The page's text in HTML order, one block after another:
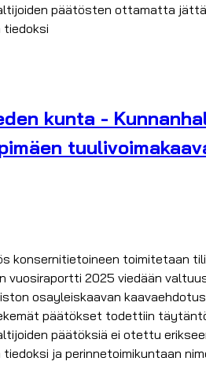
päätösten ottamatta
tiedoksi
kunta -
konsernitietoineen toimitetaan
vuosiraportti 2025 viedään
osayleiskaavan
päätökset todettiin
päätöksiä ei otettu
ja perinnetoimikuntaan